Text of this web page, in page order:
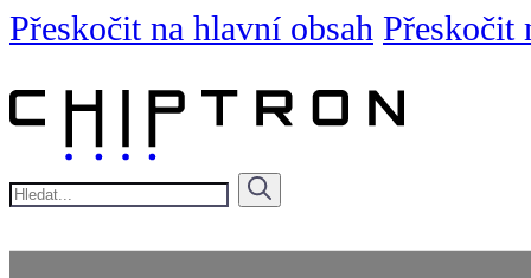
Přeskočit na hlavní obsah Přeskočit
Hledat